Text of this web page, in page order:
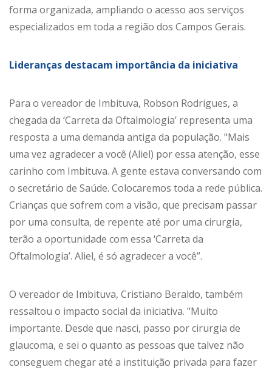
forma organizada, ampliando o acesso aos serviços
especializados em toda a região dos Campos Gerais.
Lideranças destacam importância da iniciativa
Para o vereador de Imbituva, Robson Rodrigues, a
chegada da ‘Carreta da Oftalmologia’ representa uma
resposta a uma demanda antiga da população. "Mais
uma vez agradecer a você (Aliel) por essa atenção, esse
carinho com Imbituva. A gente estava conversando com
o secretário de Saúde. Colocaremos toda a rede pública.
Crianças que sofrem com a visão, que precisam passar
por uma consulta, de repente até por uma cirurgia,
terão a oportunidade com essa ‘Carreta da
Oftalmologia’. Aliel, é só agradecer a você”.
O vereador de Imbituva, Cristiano Beraldo, também
ressaltou o impacto social da iniciativa. "Muito
importante. Desde que nasci, passo por cirurgia de
glaucoma, e sei o quanto as pessoas que talvez não
conseguem chegar até a instituição privada para fazer